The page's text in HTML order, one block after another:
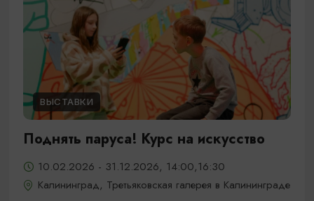
ВЫСТАВКИ
Поднять паруса! Курс на искусство
10.02.2026 - 31.12.2026, 14:00,16:30
Калининград, Третьяковская галерея в Калининграде